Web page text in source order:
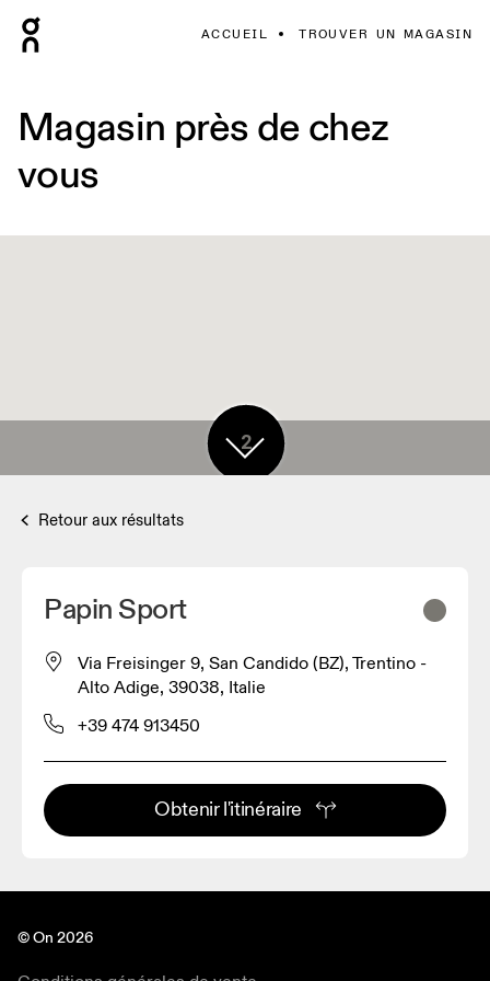
ACCUEIL TROUVER UN MAGASIN
Magasin près de chez
vous
2
Retour aux résultats
Papin Sport
Via Freisinger 9, San Candido (BZ), Trentino -
Alto Adige, 39038, Italie
+39 474 913450
Obtenir l'itinéraire
© On 2026